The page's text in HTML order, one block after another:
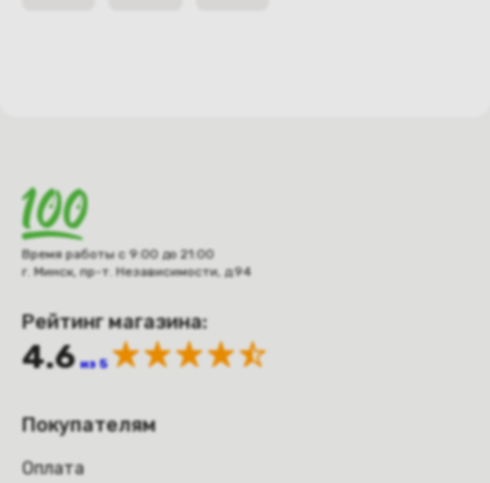
Время работы с 9:00 до 21:00
г. Минск, пр-т. Независимости, д.94
Рейтинг магазина:
4.6 из 5
Покупателям
Оплата